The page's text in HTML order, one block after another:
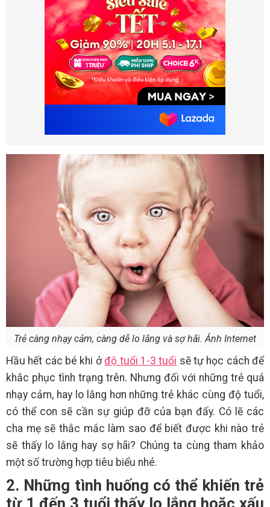
Trẻ càng nhạy cảm, càng dễ lo lắng và sợ hãi. Ảnh Internet
Hầu hết các bé khi ởđộ tuổi 1-3 tuổi sẽ tự học cách để
khắc phục tình trạng trên. Nhưng đối với những trẻ quá
nhạy cảm, hay lo lắng hơn những trẻ khác cùng độ tuổi,
có thể con sẽ cần sự giúp đỡ của bạn đấy. Có lẽ các
cha mẹ sẽ thắc mắc làm sao để biết được khi nào trẻ
sẽ thấy lo lắng hay sợ hãi? Chúng ta cùng tham khảo
một số trường hợp tiêu biểu nhé.
2. Những tình huống có thể khiến trẻ
từ 1 đến 3 tuổi thấy lo lắng hoặc xấu